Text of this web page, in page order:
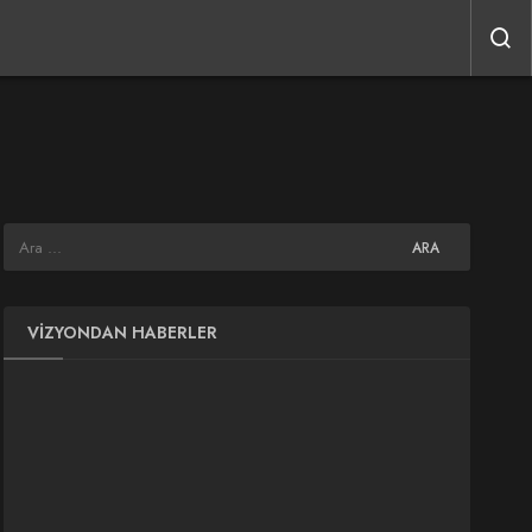
VIZYONDAN HABERLER